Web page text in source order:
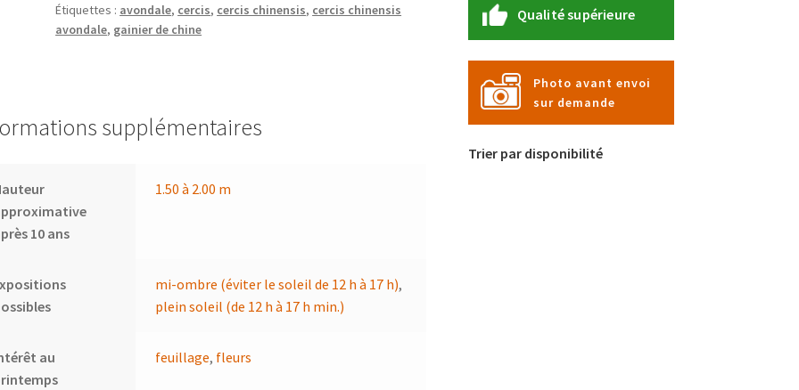
Étiquettes : avondale, cercis, cercis chinensis, cercis chinensis
avondale, gainier de chine
supplémentaires
10 ans
1.50 à 2.00 m
mi-ombre (éviter le soleil de 12 h à 17 h),
plein soleil (de 12 h à 17 h min.)
au
feuillage, fleurs
Qualité supérieure
Photo avant envoi
sur demande
Trier par disponibilité